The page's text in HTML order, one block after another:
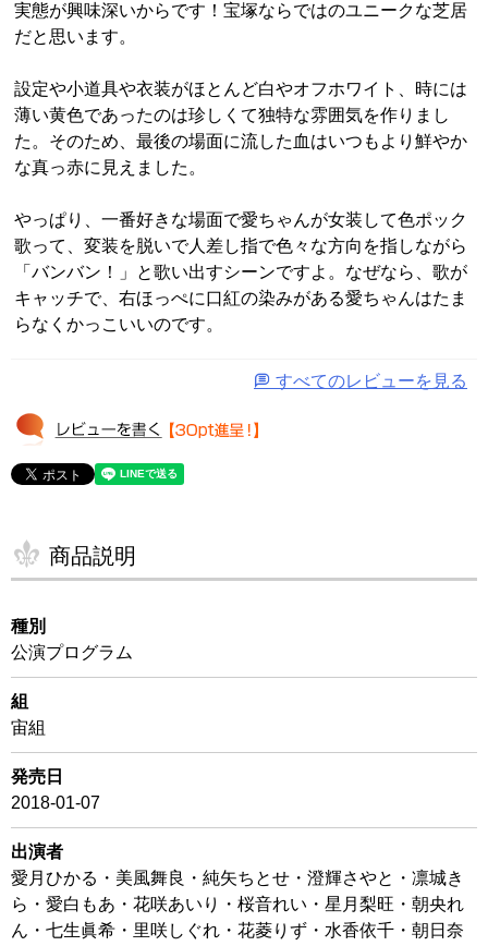
実態が興味深いからです！宝塚ならではのユニークな芝居
だと思います。
設定や小道具や衣装がほとんど白やオフホワイト、時には
薄い黄色であったのは珍しくて独特な雰囲気を作りまし
た。そのため、最後の場面に流した血はいつもより鮮やか
な真っ赤に見えました。
やっぱり、一番好きな場面で愛ちゃんが女装して色ポック
歌って、変装を脱いで人差し指で色々な方向を指しながら
「バンバン！」と歌い出すシーンですよ。なぜなら、歌が
キャッチで、右ほっぺに口紅の染みがある愛ちゃんはたま
らなくかっこいいのです。
すべてのレビューを見る
商品説明
種別
公演プログラム
組
宙組
発売日
2018-01-07
出演者
愛月ひかる・美風舞良・純矢ちとせ・澄輝さやと・凛城き
ら・愛白もあ・花咲あいり・桜音れい・星月梨旺・朝央れ
ん・七生眞希・里咲しぐれ・花菱りず・水香依千・朝日奈